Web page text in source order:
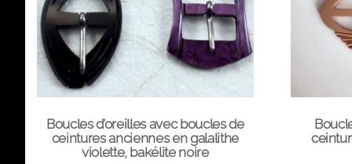
Boucles d’oreilles avec boucles de
ceintures anciennes en galalithe
violette, bakélite noire